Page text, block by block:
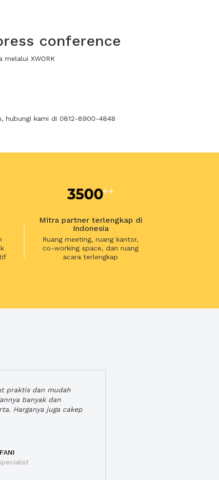
conference
XWORK
hubungi kami di 0812-8900-4848
Mitra partner terlengkap di
Indonesia
Ruang meeting, ruang kantor,
co-working space, dan ruang
acara terlengkap
praktis dan mudah
banyak dan
Harganya juga cakep